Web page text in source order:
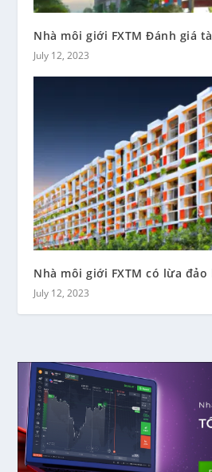
Nhà môi giới FXTM Đánh giá
July 12, 2023
Nhà môi giới FXTM có lừa đảo
July 12, 2023